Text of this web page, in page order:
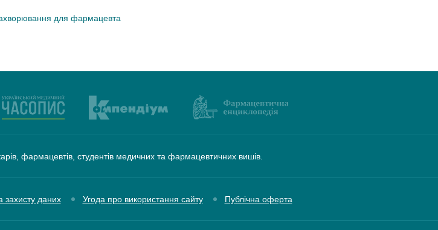
для фармацевта
фармацевтів, студентів медичних та фармацевтичних вишів.
захисту даних Угода про використання сайту Публічна оферта